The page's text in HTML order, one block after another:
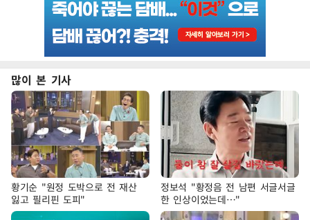
많이 본 기사
황기순 "원정 도박으로 전 재산
잃고 필리핀 도피"
정보석 "황정음 전 남편 서글서글
한 인상이었는데…"